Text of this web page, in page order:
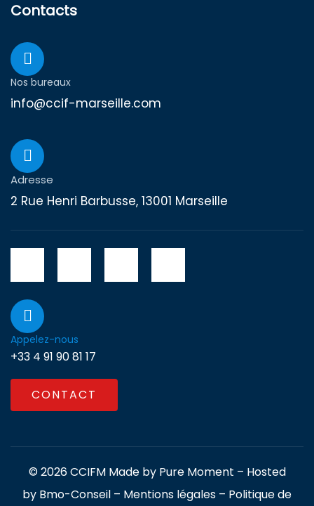
Contacts
Nos bureaux
info@ccif-marseille.com
Adresse
2 Rue Henri Barbusse, 13001 Marseille
Appelez-nous
+33 4 91 90 81 17
CONTACT
© 2026 CCIFM Made by Pure Moment – Hosted
by Bmo-Conseil – Mentions légales – Politique de